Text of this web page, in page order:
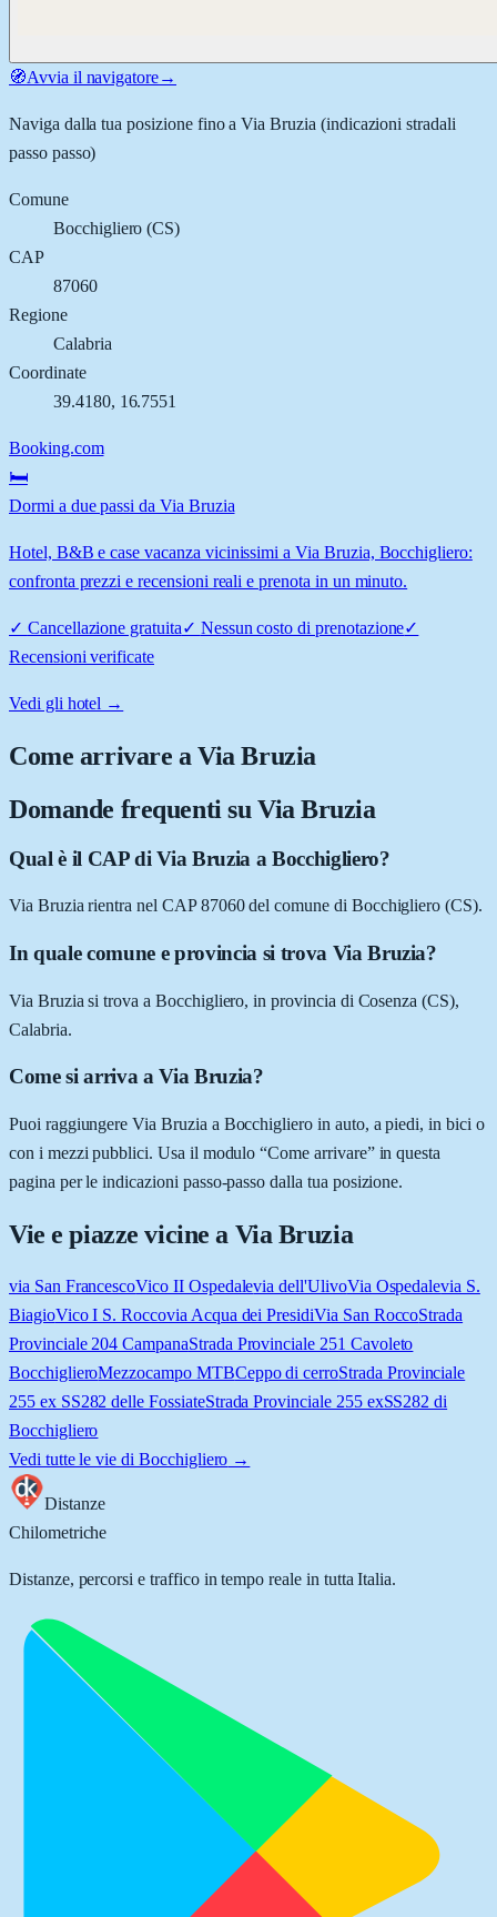
🧭Avvia il navigatore→
Naviga dalla tua posizione fino aVia Bruzia (indicazioni stradali
passo passo)
Comune
Bocchigliero (CS)
CAP
87060
Regione
Calabria
Coordinate
39.4180, 16.7551
Booking.com
🛏️
Dormi a due passi da Via Bruzia
Hotel, B&B e case vacanza vicinissimi a Via Bruzia, Bocchigliero:
confronta prezzi e recensioni reali e prenota in un minuto.
✓ Cancellazione gratuita✓ Nessun costo di prenotazione✓
Recensioni verificate
Vedi gli hotel →
Come arrivare aVia Bruzia
Domande frequenti su Via Bruzia
Qual è il CAP di Via Bruzia a Bocchigliero?
Via Bruzia rientra nel CAP 87060 del comune di Bocchigliero (CS).
In quale comune e provincia si trova Via Bruzia?
Via Bruzia si trova a Bocchigliero, in provincia di Cosenza (CS),
Calabria.
Come si arriva a Via Bruzia?
Puoi raggiungere Via Bruzia a Bocchigliero in auto, a piedi, in bici o
con i mezzi pubblici. Usa il modulo “Come arrivare” in questa
pagina per le indicazioni passo-passo dalla tua posizione.
Vie e piazze vicine a Via Bruzia
via San FrancescoVico II Ospedalevia dell'UlivoVia Ospedalevia S.
BiagioVico I S. Roccovia Acqua dei PresidiVia San RoccoStrada
Provinciale 204 CampanaStrada Provinciale 251 Cavoleto
BocchiglieroMezzocampo MTBCeppo di cerroStrada Provinciale
255 ex SS282 delle FossiateStrada Provinciale 255 exSS282 di
Bocchigliero
Vedi tutte le vie di Bocchigliero →
Distanze
Chilometriche
Distanze, percorsi e traffico in tempo reale in tutta Italia.